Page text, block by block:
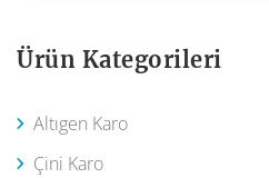
Ürün Kategorileri
Altıgen Karo
Çini Karo